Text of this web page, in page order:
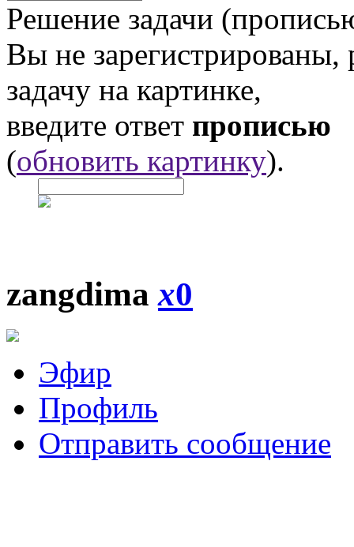
Решение задачи
Вы не
задачу на картинке,
введите ответ прописью
(обновить картинку).
zangdimax0
Эфир
Профиль
Отправить сообщение